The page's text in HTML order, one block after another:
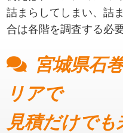
詰まらしてしまい、詰
合は各階を調査する必
宮城県石
リアで
見積だけで